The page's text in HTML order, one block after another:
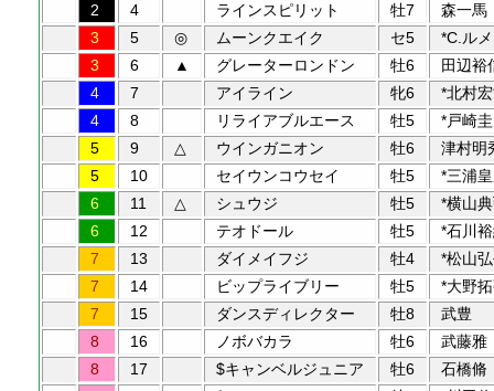
2
4 ラインスピリット 牡7
森一馬
3
5 ◎ ムーンクエイク セ5
*C.ル
3
6 ▲ グレーターロンドン 牡6
田辺裕
4
7 アイライン 牝6
*北村
4
8 リライアブルエース 牡5
*戸崎
5
9 △ ウインガニオン 牡6
津村明
5
10 セイウンコウセイ 牡5
*三浦
6
11 △ シュウジ 牡5
*横山
6
12 テオドール 牡5
*石川
7
13 ダイメイフジ 牡4
*松山
7
14 ビップライブリー 牡5
*大野
7
15 ダンスディレクター 牡8
武豊
8
16 ノボバカラ 牡6
武藤雅
8
17 $キャンベルジュニア 牡6
石橋脩